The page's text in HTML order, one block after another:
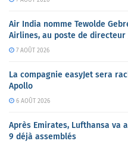
Air India nomme Tewolde
Airlines, au poste de
7 AOÛT 2026
La compagnie easyJet sera
Apollo
6 AOÛT 2026
Après Emirates, Lufthansa va
9 déjà assemblés